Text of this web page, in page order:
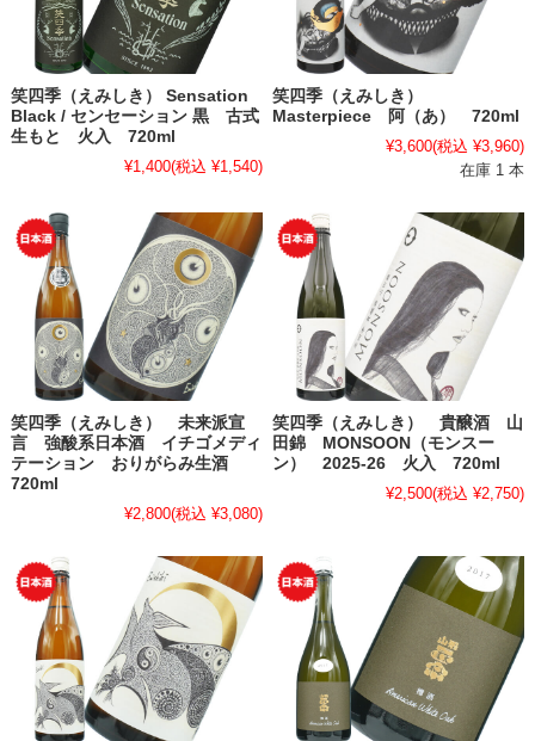
笑四季（えみしき） Sensation
Black / センセーション 黒 古式
生もと 火入 720ml
¥1,400(税込 ¥1,540)
笑四季（えみしき）
Masterpiece 阿（あ） 720ml
¥3,600(税込 ¥3,960)
在庫 1 本
笑四季（えみしき） 未来派宣
言 強酸系日本酒 イチゴメディ
テーション おりがらみ生酒
720ml
¥2,800(税込 ¥3,080)
笑四季（えみしき） 貴醸酒 山
田錦 MONSOON（モンスー
ン） 2025-26 火入 720ml
¥2,500(税込 ¥2,750)